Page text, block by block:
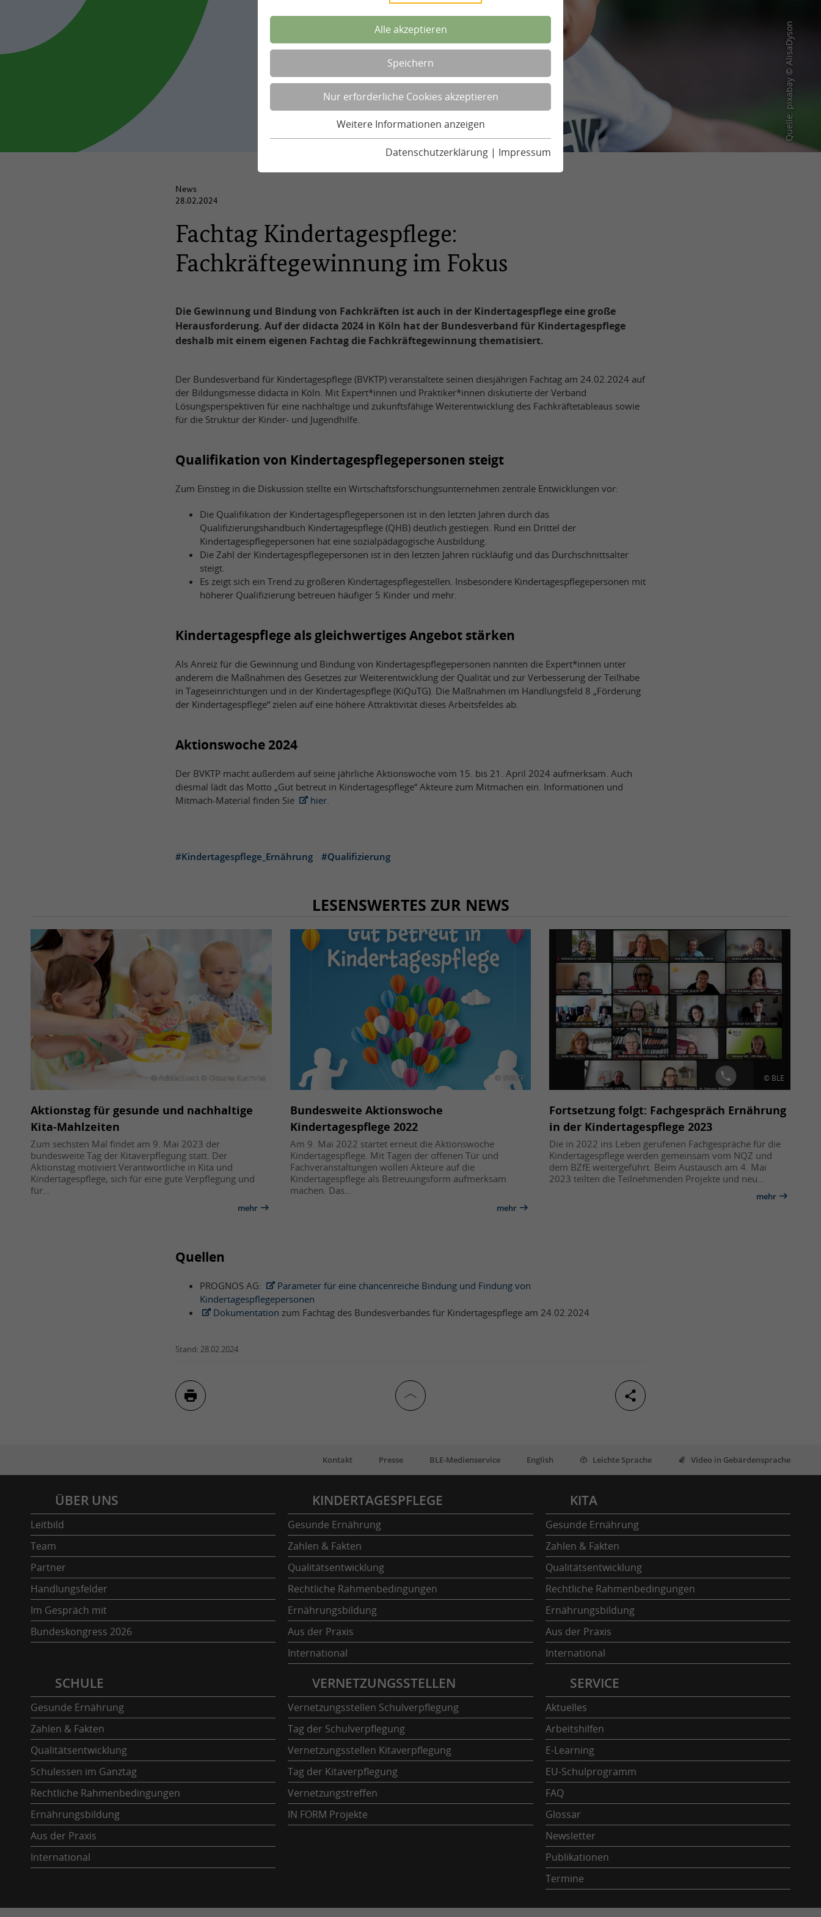
Alle akzeptieren
Speichern
Nur erforderliche Cookies akzeptieren
Weitere Informationen anzeigen
Datenschutzerklärung | Impressum
Quelle: pixabay © AlisaDyson
News
28.02.2024
Fachtag Kindertagespflege:
Fachkräftegewinnung im Fokus
Die Gewinnung und Bindung von Fachkräften ist auch in der Kindertagespflege eine große
Herausforderung. Auf der didacta 2024 in Köln hat der Bundesverband für Kindertagespflege
deshalb mit einem eigenen Fachtag die Fachkräftegewinnung thematisiert.
Der Bundesverband für Kindertagespflege (BVKTP) veranstaltete seinen diesjährigen Fachtag am 24.02.2024 auf
der Bildungsmesse didacta in Köln. Mit Expert*innen und Praktiker*innen diskutierte der Verband
Lösungsperspektiven für eine nachhaltige und zukunftsfähige Weiterentwicklung des Fachkräftetableaus sowie
für die Struktur der Kinder- und Jugendhilfe.
Qualifikation von Kindertagespflegepersonen steigt
Zum Einstieg in die Diskussion stellte ein Wirtschaftsforschungsunternehmen zentrale Entwicklungen vor:
Die Qualifikation der Kindertagespflegepersonen ist in den letzten Jahren durch das
Qualifizierungshandbuch Kindertagespflege (QHB) deutlich gestiegen. Rund ein Drittel der
Kindertagespflegepersonen hat eine sozialpädagogische Ausbildung.
Die Zahl der Kindertagespflegepersonen ist in den letzten Jahren rückläufig und das Durchschnittsalter
steigt.
Es zeigt sich ein Trend zu größeren Kindertagespflegestellen. Insbesondere Kindertagespflegepersonen mit
höherer Qualifizierung betreuen häufiger 5 Kinder und mehr.
Kindertagespflege als gleichwertiges Angebot stärken
Als Anreiz für die Gewinnung und Bindung von Kindertagespflegepersonen nannten die Expert*innen unter
anderem die Maßnahmen des Gesetzes zur Weiterentwicklung der Qualität und zur Verbesserung der Teilhabe
in Tageseinrichtungen und in der Kindertagespflege (KiQuTG). Die Maßnahmen im Handlungsfeld 8 „Förderung
der Kindertagespflege“ zielen auf eine höhere Attraktivität dieses Arbeitsfeldes ab.
Aktionswoche 2024
Der BVKTP macht außerdem auf seine jährliche Aktionswoche vom 15. bis 21. April 2024 aufmerksam. Auch
diesmal lädt das Motto „Gut betreut in Kindertagespflege“ Akteure zum Mitmachen ein. Informationen und
Mitmach-Material finden Sie
hier
#Kindertagespflege_Ernährung #Qualifizierung
LESENSWERTES ZUR NEWS
© AdobeStock © Oksana Kuzmina
Aktionstag für gesunde und nachhaltige
Kita-Mahlzeiten
Zum sechsten Mal findet am 9. Mai 2023 der
bundesweite Tag der Kitaverpflegung statt. Der
Aktionstag motiviert Verantwortliche in Kita und
Kindertagespflege, sich für eine gute Verpflegung und
für…
mehr
© BVKTP
Bundesweite Aktionswoche
Kindertagespflege 2022
Am 9. Mai 2022 startet erneut die Aktionswoche
Kindertagespflege. Mit Tagen der offenen Tür und
Fachveranstaltungen wollen Akteure auf die
Kindertagespflege als Betreuungsform aufmerksam
machen. Das…
mehr
© BLE
Fortsetzung folgt: Fachgespräch Ernährung
in der Kindertagespflege 2023
Die in 2022 ins Leben gerufenen Fachgespräche für die
Kindertagespflege werden gemeinsam vom NQZ und
dem BZfE weitergeführt. Beim Austausch am 4. Mai
2023 teilten die Teilnehmenden Projekte und neu…
mehr
Quellen
PROGNOS AG:
Parameter für eine chancenreiche Bindung und Findung von
Kindertagespflegepersonen
Dokumentation zum Fachtag des Bundesverbandes für Kindertagespflege am 24.02.2024
Stand: 28.02.2024
Kontakt Presse BLE-Medienservice English Leichte Sprache Video in Gebärdensprache
ÜBER UNS
Leitbild
Team
Partner
Handlungsfelder
Im Gespräch mit
Bundeskongress 2026
KINDERTAGESPFLEGE
Gesunde Ernährung
Zahlen & Fakten
Qualitätsentwicklung
Rechtliche Rahmenbedingungen
Ernährungsbildung
Aus der Praxis
International
KITA
Gesunde Ernährung
Zahlen & Fakten
Qualitätsentwicklung
Rechtliche Rahmenbedingungen
Ernährungsbildung
Aus der Praxis
International
SCHULE
Gesunde Ernährung
Zahlen & Fakten
Qualitätsentwicklung
Schulessen im Ganztag
Rechtliche Rahmenbedingungen
Ernährungsbildung
Aus der Praxis
International
VERNETZUNGSSTELLEN
Vernetzungsstellen Schulverpflegung
Tag der Schulverpflegung
Vernetzungsstellen Kitaverpflegung
Tag der Kitaverpflegung
Vernetzungstreffen
IN FORM Projekte
SERVICE
Aktuelles
Arbeitshilfen
E-Learning
EU-Schulprogramm
FAQ
Glossar
Newsletter
Publikationen
Termine